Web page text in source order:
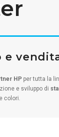
e
HP per tutta la
e sviluppo di
colori.